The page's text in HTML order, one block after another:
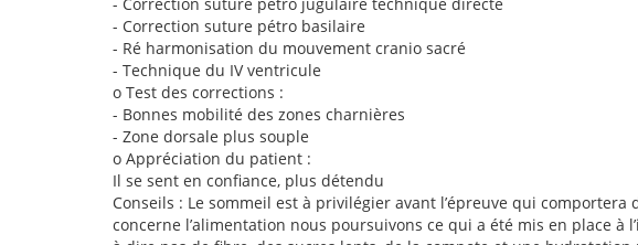
- Correction suture pétro basilaire
- Ré harmonisation du mouvement cranio sacré
- Technique du IV ventricule
o Test des corrections :
- Bonnes mobilité des zones charnières
- Zone dorsale plus souple
o Appréciation du patient :
Il se sent en confiance, plus détendu
Conseils : Le sommeil est à privilégier avant l’épreuve qui
concerne l’alimentation nous poursuivons ce qui a été mis en place à